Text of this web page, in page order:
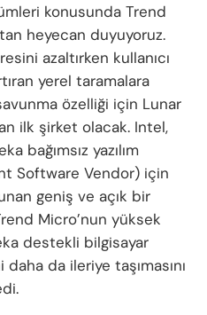
konusunda Trend
heyecan duyuyoruz.
azaltırken kullanıcı
yerel taramalara
özelliği için Lunar
ilk şirket olacak. Intel,
bağımsız yazılım
Software Vendor) için
geniş ve açık bir
Micro’nun yüksek
destekli bilgisayar
da ileriye taşımasını